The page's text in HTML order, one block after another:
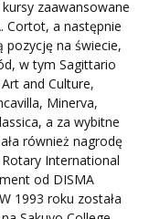
zaawansowane
Cortot, a następnie
pozycję na świecie,
w tym Sagittario
and Culture,
Minerva,
a za wybitne
również nagrodę
International
od DISMA
1993 roku została